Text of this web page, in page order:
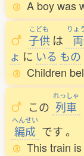
A boy was
こども
子供 は
りょ
ょ に いる もの
Children
この
れっしゃ
列車
へんせい
編成 です。
This train